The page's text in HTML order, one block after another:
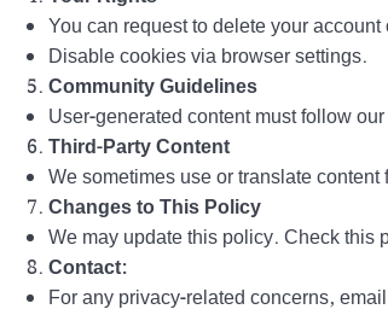
You can request to delete your account
Disable cookies via browser settings.
Community Guidelines
User-generated content must follow
Third-Party Content
We sometimes use or translate
Changes to This Policy
We may update this policy. Check this
Contact:
For any privacy-related concerns,